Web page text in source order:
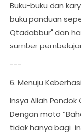
Buku-buku dan
buku panduan
Qtadabbur" dan
sumber
---
6. Menuju
Insya Allah
Dengan moto
tidak hanya bagi